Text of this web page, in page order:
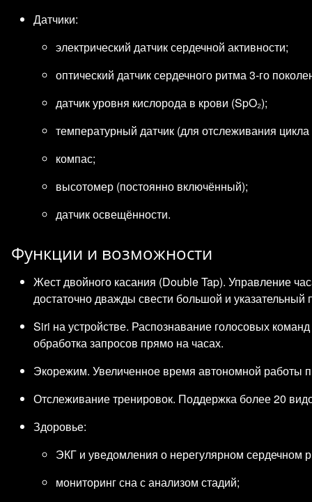
Датчики:
электрический датчик сердечной активности;
оптический датчик сердечного ритма 3‑го
датчик уровня кислорода в крови (SpO₂);
температурный датчик (для отслеживания
компас;
высотомер (постоянно включённый);
датчик освещённости.
Функции и возможности
Жест двойного касания (Double Tap). Управление
достаточно дважды свести большой и указательный
Siri на устройстве. Распознавание голосовых
обработка запросов прямо на часах.
Экорежим. Увеличенное время автономной работы
Отслеживание тренировок. Поддержка более 20
Здоровье:
ЭКГ и уведомления о нерегулярном сердечном
мониторинг сна с анализом стадий;